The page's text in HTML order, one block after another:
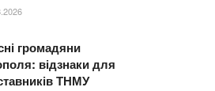
громадяни
відзнаки для
ТНМУ